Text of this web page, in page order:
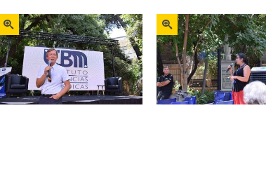
Zoom Zoom